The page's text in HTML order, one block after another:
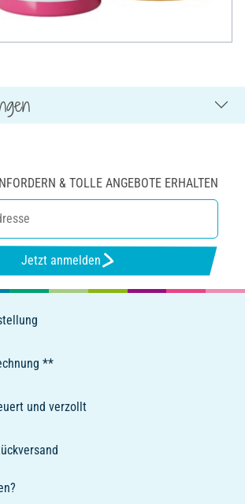
& TOLLE ANGEBOTE ERHALTEN
Jetzt anmelden
**
und verzollt